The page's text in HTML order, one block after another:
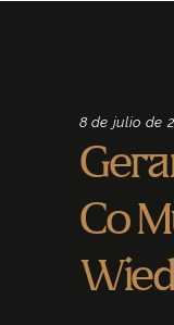
8 de julio de
Co